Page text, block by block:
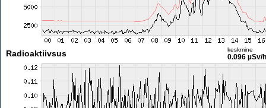
Radioaktiivsus keskmine
0.096 µSv/h